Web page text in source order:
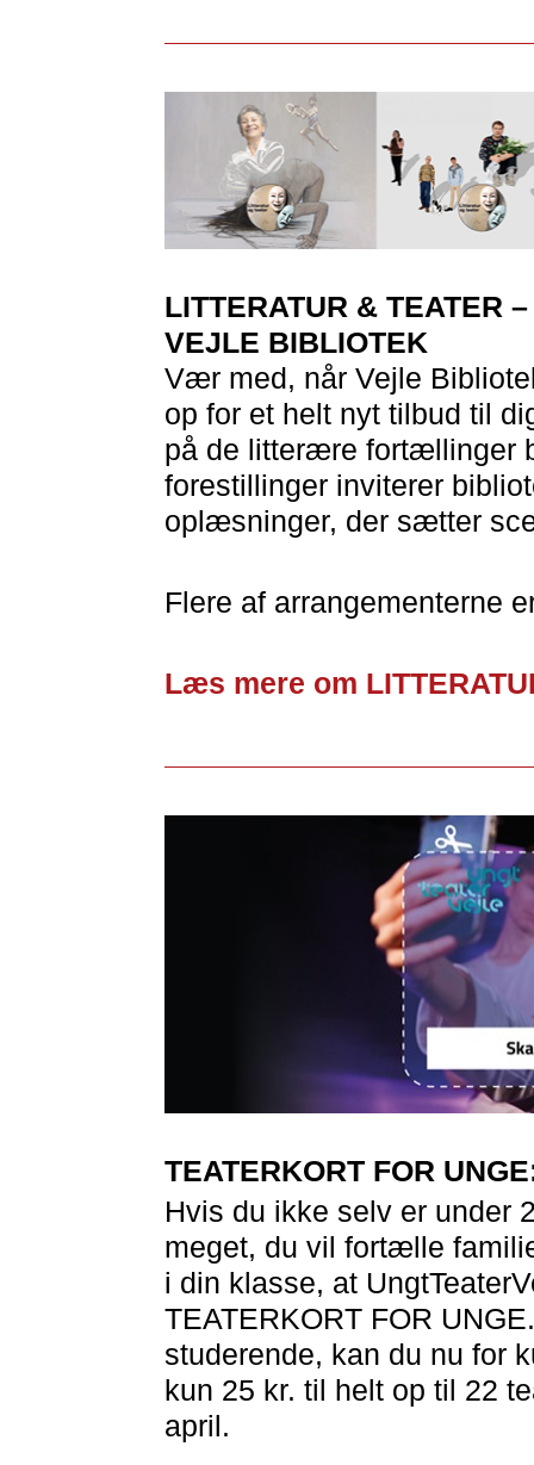
LITTERATUR & TEATER
VEJLE BIBLIOTEK
Vær med, når Vejle
op for et helt nyt tilbud til
på de litterære fortællinger
forestillinger inviterer
oplæsninger, der sætter
Flere af arrangementerne
Læs mere om
TEATERKORT FOR
Hvis du ikke selv er under
meget, du vil fortælle
i din klasse, at
TEATERKORT FOR
studerende, kan du nu for
kun 25 kr. til helt op til 22
april.